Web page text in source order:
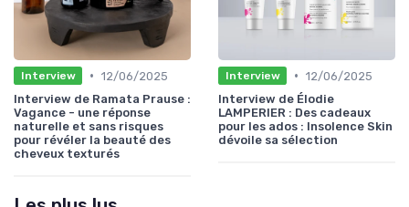
Interview • 12/06/2025
Interview de Ramata Prause :
Vagance - une réponse
naturelle et sans risques
pour révéler la beauté des
cheveux texturés
Interview • 12/06/2025
Interview de Élodie
LAMPERIER : Des cadeaux
pour les ados : Insolence Skin
dévoile sa sélection